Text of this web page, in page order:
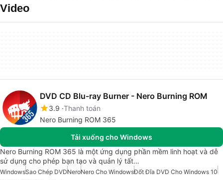
Video
DVD CD Blu-ray Burner - Nero Burning ROM
3.9 Thanh toán
Nero Burning ROM 365
Tải xuống cho Windows
Nero Burning ROM 365 là một ứng dụng phần mềm linh hoạt và dễ
sử dụng cho phép bạn tạo và quản lý tất…
WindowsSao Chép DVDNeroNero Cho WindowsĐốt Đĩa DVD Cho Windows 10